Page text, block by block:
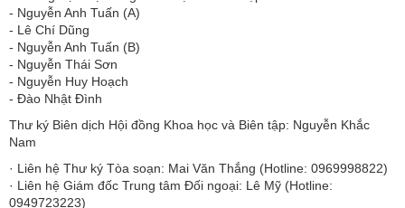
​​​​​​- Nguyễn Anh Tuấn (A)
- Lê Chí Dũng
- Nguyễn Anh Tuấn (B)
- Nguyễn Thái Sơn
- Nguyễn Huy Hoạch
- Đào Nhật Đình
Thư ký Biên dịch Hội đồng Khoa học và Biên tập: Nguyễn Khắc
Nam
· Liên hệ Thư ký Tòa soạn: Mai Văn Thắng (Hotline: 0969998822)
· Liên hệ Giám đốc Trung tâm Đối ngoại: Lê Mỹ (Hotline:
0949723223)